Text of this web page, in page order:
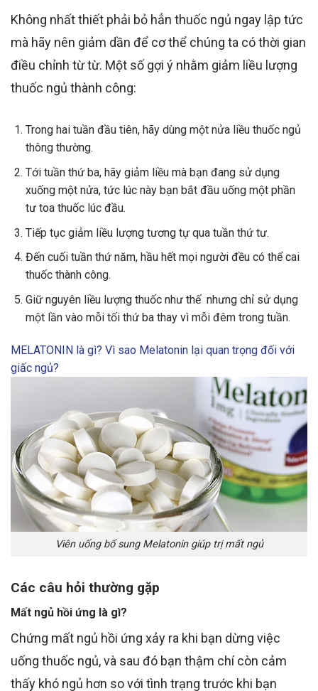
Không nhất thiết phải bỏ hẳn thuốc ngủ ngay lập tức
mà hãy nên giảm dần để cơ thể chúng ta có thời gian
điều chỉnh từ từ. Một số gợi ý nhằm giảm liều lượng
thuốc ngủ thành công:
Trong hai tuần đầu tiên, hãy dùng một nửa liều thuốc ngủ
thông thường.
Tới tuần thứ ba, hãy giảm liều mà bạn đang sử dụng
xuống một nửa, tức lúc này bạn bắt đầu uống một phần
tư toa thuốc lúc đầu.
Tiếp tục giảm liều lượng tương tự qua tuần thứ tư.
Đến cuối tuần thứ năm, hầu hết mọi người đều có thể cai
thuốcthành công.
Giữ nguyên liều lượng thuốc như thế nhưng chỉ sử dụng
một lần vào mỗi tối thứ ba thay vì mỗi đêm trong tuần.
MELATONIN là gì? Vì sao Melatonin lại quan trọng đối với
giấc ngủ?
Viên uống bổ sung Melatonin giúp trị mất ngủ
Các câu hỏi thường gặp
Mất ngủ hồi ứng là gì?
Chứng mất ngủ hồi ứng xảy ra khi bạn dừng việc
uống thuốc ngủ, và sau đó bạn thậm chí còn cảm
thấy khó ngủ hơn so với tình trạng trước khi bạn